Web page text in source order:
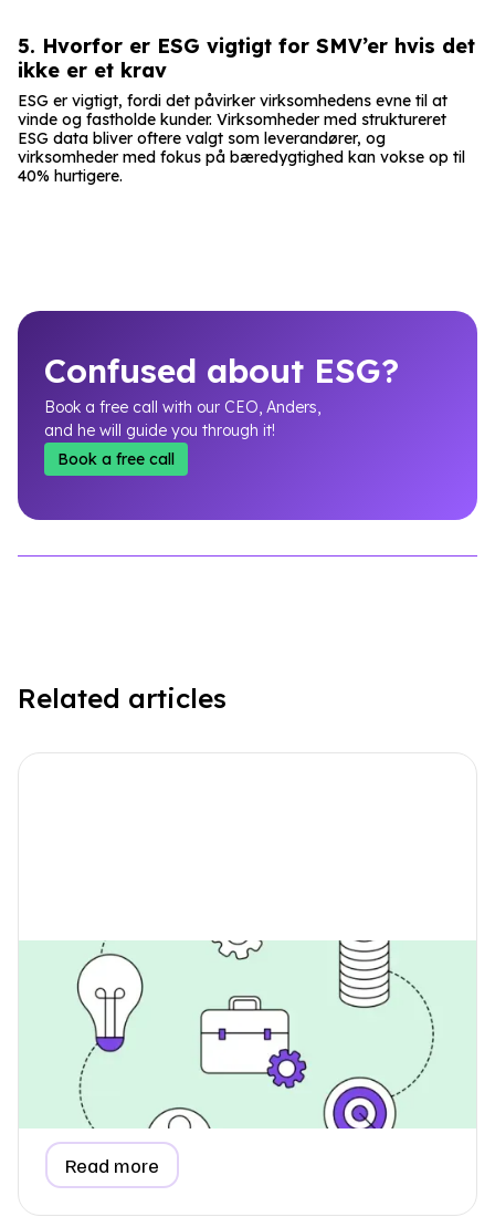
5. Hvorfor er ESG vigtigt for SMV’er hvis det
ikke er et krav
ESG er vigtigt, fordi det påvirker virksomhedens evne til at
vinde og fastholde kunder. Virksomheder med struktureret
ESG data bliver oftere valgt som leverandører, og
virksomheder med fokus på bæredygtighed kan vokse op til
40% hurtigere.
Confused about ESG?
Book a free call with our CEO, Anders,
and he will guide you through it!
Book a free call
Related articles
Hvordan indsamler jeg data til
emissionsberegning for
medarbejderpendling?
Lær, hvordan du indsamler præcise data om
medarbejderpendling til din ESG-rapport, forstå hvorfor
det hører til i Scope 3, og se hvordan et enkelt
spørgeskema gør processen nem.
Read more